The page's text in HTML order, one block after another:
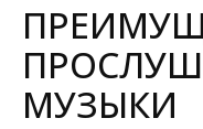
МУЗЫКИ